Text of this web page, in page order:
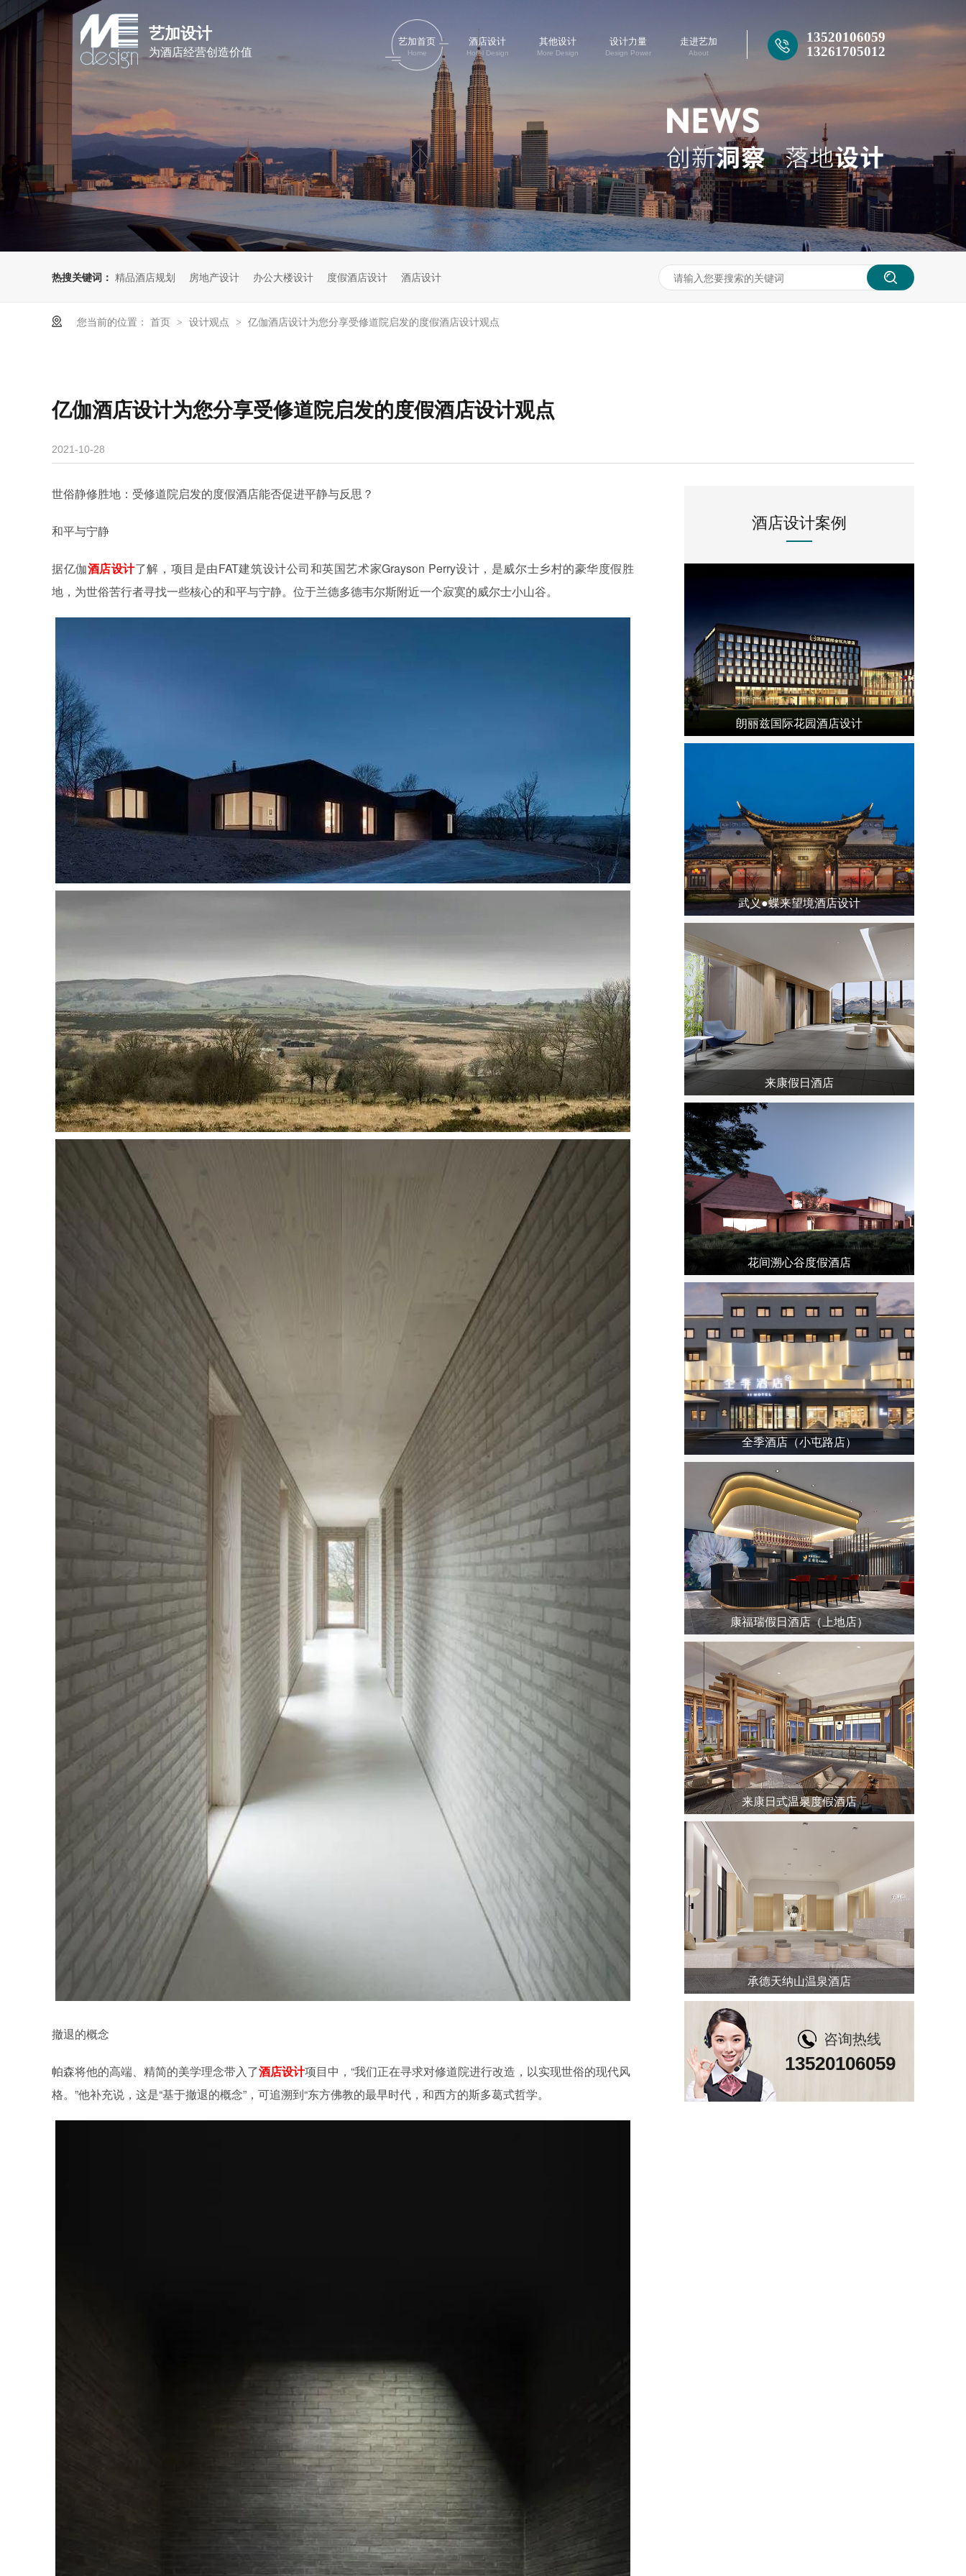
艺加设计
为酒店经营创造价值
13520106059
13261705012
艺加首页
Home
酒店设计
Hotel Design
其他设计
More Design
设计力量
Design Power
走进艺加
About
热搜关键词： 精品酒店规划 房地产设计 办公大楼设计 度假酒店设计 酒店设计
您当前的位置： 首页 > 设计观点 > 亿伽酒店设计为您分享受修道院启发的度假酒店设计观点
亿伽酒店设计为您分享受修道院启发的度假酒店设计观点
2021-10-28
世俗静修胜地：受修道院启发的度假酒店能否促进平静与反思？
和平与宁静
据亿伽酒店设计了解，项目是由FAT建筑设计公司和英国艺术家Grayson Perry设计，是威尔士乡村的豪华度假胜
地，为世俗苦行者寻找一些核心的和平与宁静。位于兰德多德韦尔斯附近一个寂寞的威尔士小山谷。
撤退的概念
帕森将他的高端、精简的美学理念带入了酒店设计项目中，“我们正在寻求对修道院进行改造，以实现世俗的现代风
格。”他补充说，这是“基于撤退的概念”，可追溯到“东方佛教的最早时代，和西方的斯多葛式哲学。
酒店设计案例
朗丽兹国际花园酒店设计
武义●蝶来望境酒店设计
来康假日酒店
花间溯心谷度假酒店
全季酒店（小屯路店）
康福瑞假日酒店（上地店）
来康日式温泉度假酒店
承德天纳山温泉酒店
咨询热线
13520106059